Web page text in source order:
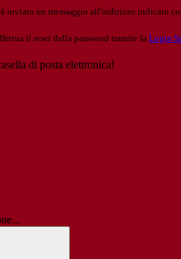
inviato un messaggio all'indirizzo indicato
il reset della password tramite la Login
di posta elettronica!